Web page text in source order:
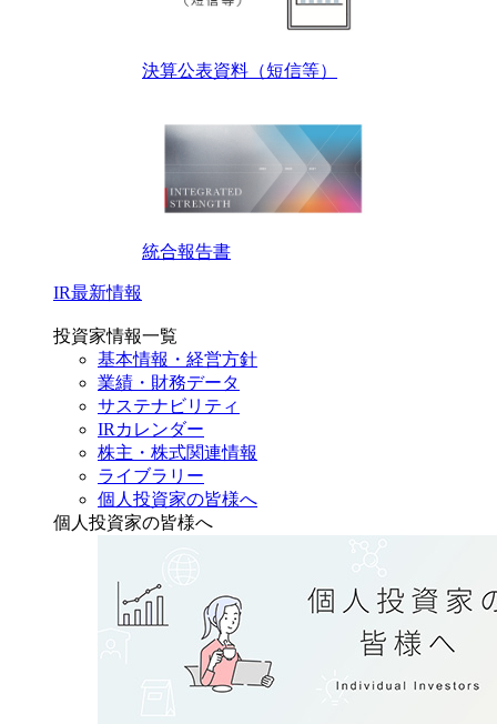
決算公表資料（短信等）
統合報告書
IR最新情報
投資家情報一覧
基本情報・経営方針
業績・財務データ
サステナビリティ
IRカレンダー
株主・株式関連情報
ライブラリー
個人投資家の皆様へ
個人投資家の皆様へ